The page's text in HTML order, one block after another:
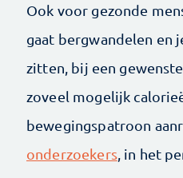
Ook voor gezonde
gaat bergwandelen en
zitten, bij een
zoveel mogelijk
bewegingspatroon
onderzoekers, in het